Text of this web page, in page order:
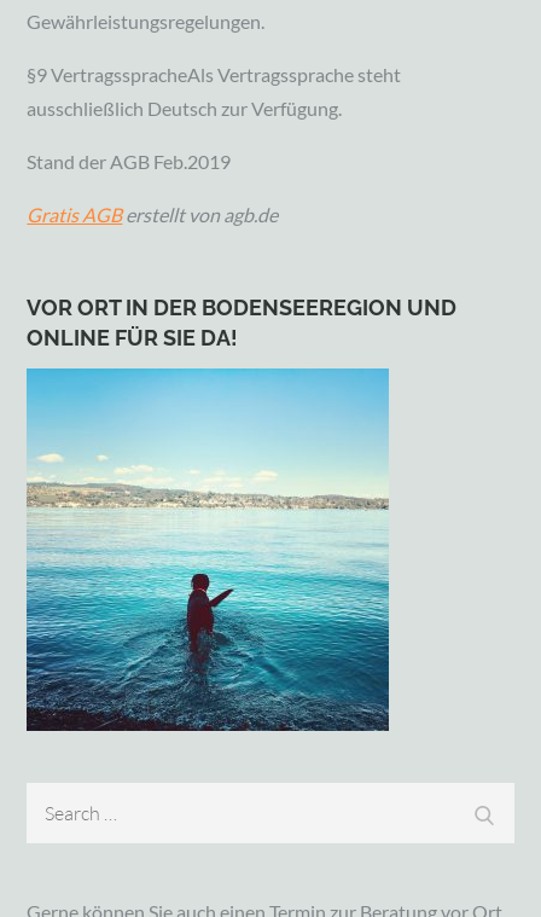
Gewährleistungsregelungen.
§9 VertragsspracheAls Vertragssprache steht
ausschließlich Deutsch zur Verfügung.
Stand der AGB Feb.2019
Gratis AGBerstellt von agb.de
VOR ORT IN DER BODENSEEREGION UND
ONLINE FÜR SIE DA!
Gerne können Sie auch einen Termin zur Beratung vor Ort